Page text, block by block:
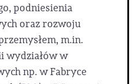
podniesienia
oraz rozwoju
m.in.
wydziałów w
np. w Fabryce